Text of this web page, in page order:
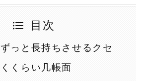
目次
っと長持ちさせるクセ
くらい几帳面